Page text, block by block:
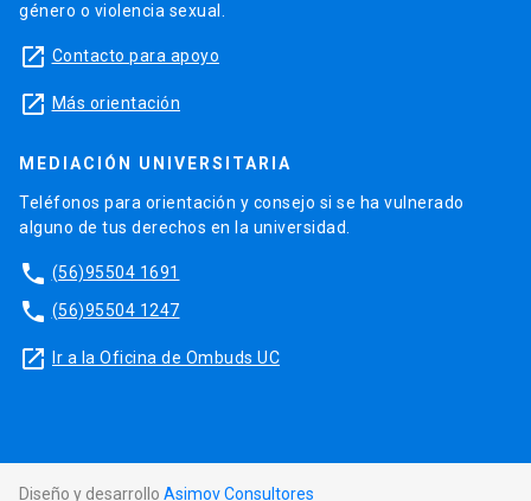
género o violencia sexual.
launch Contacto para apoyo
launch Más orientación
MEDIACIÓN UNIVERSITARIA
Teléfonos para orientación y consejo si se ha vulnerado
alguno de tus derechos en la universidad.
phone (56)95504 1691
phone (56)95504 1247
launch Ir a la Oficina de Ombuds UC
Diseño y desarrollo Asimov Consultores